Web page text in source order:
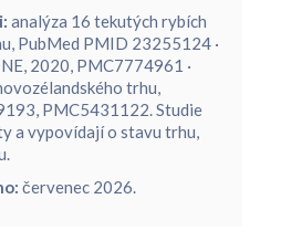
analýza 16 tekutých rybích
PubMed PMID 23255124 ·
2020, PMC7774961 ·
trhu,
PMC5431122. Studie
a vypovídají o stavu trhu,
červenec 2026.